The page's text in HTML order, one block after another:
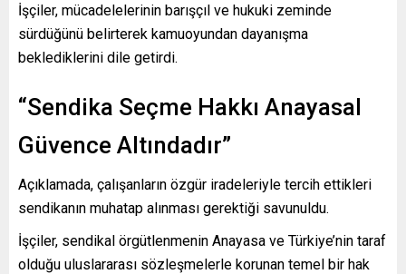
İşçiler, mücadelelerinin barışçıl ve hukuki zeminde
sürdüğünü belirterek kamuoyundan dayanışma
beklediklerini dile getirdi.
“Sendika Seçme Hakkı Anayasal
Güvence Altındadır”
Açıklamada, çalışanların özgür iradeleriyle tercih ettikleri
sendikanın muhatap alınması gerektiği savunuldu.
İşçiler, sendikal örgütlenmenin Anayasa ve Türkiye’nin taraf
olduğu uluslararası sözleşmelerle korunan temel bir hak